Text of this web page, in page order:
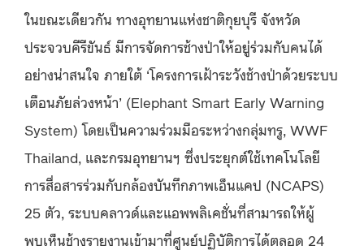
ในขณะเดียวกัน ทางอุทยานแห่งชาติกุยบุรี จังหวัด
ประจวบคีรีขันธ์ มีการจัดการช้างป่าให้อยู่ร่วมกับคนได้
อย่างน่าสนใจ ภายใต้ ‘โครงการเฝ้าระวังช้างป่าด้วยระบบ
เตือนภัยล่วงหน้า’ (Elephant Smart Early Warning
System) โดยเป็นความร่วมมือระหว่างกลุ่มทรู, WWF
Thailand, และกรมอุทยานฯ ซึ่งประยุกต์ใช้เทคโนโลยี
การสื่อสารร่วมกับกล้องบันทึกภาพเอ็นแคป (NCAPS)
25 ตัว,​ ระบบคลาวด์และแอพพลิเคชั่นที่สามารถให้ผู้
พบเห็นช้างรายงานเข้ามาที่ศูนย์ปฏิบัติการได้ตลอด 24